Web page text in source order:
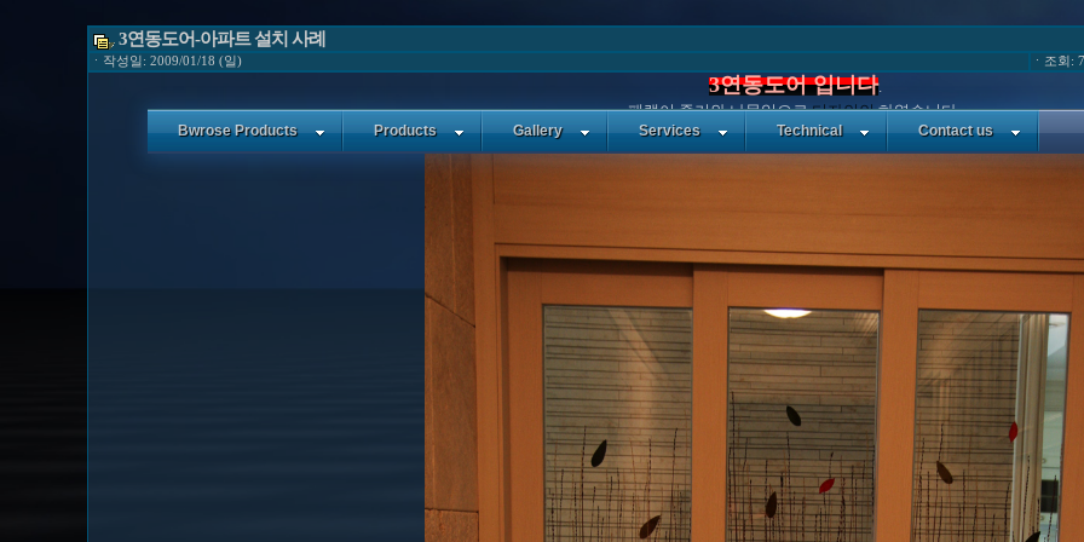
Bwrose Products Products Gallery Services Technical Contact us
3연동도어-아파트 설치 사례
ㆍ작성일: 2009/01/18 (일) ㆍ조회:
3연동도어 입니다.
패랭이 줄기와 나뭇잎으로디자인인하였습니다.